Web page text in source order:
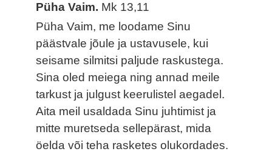
Püha Vaim. Mk 13,11
Püha Vaim, me loodame Sinu
päästvale jõule ja ustavusele, kui
seisame silmitsi paljude raskustega.
Sina oled meiega ning annad meile
tarkust ja julgust keerulistel aegadel.
Aita meil usaldada Sinu juhtimist ja
mitte muretseda sellepärast, mida
öelda või teha rasketes olukordades.